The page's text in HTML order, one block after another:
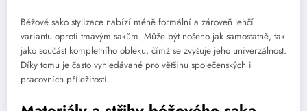
Béžové sako stylizace nabízí méně formální a zároveň lehčí
variantu oproti tmavým sakům. Může být nošeno jak samostatně, tak
jako součást kompletního obleku, čímž se zvyšuje jeho univerzálnost.
Díky tomu je často vyhledávané pro většinu společenských i
pracovních příležitostí.